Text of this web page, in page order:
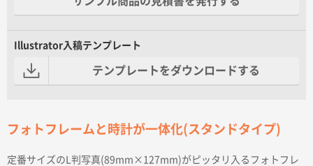
Illustrator入稿テンプレート
テンプレートをダウンロードする
フォトフレームと時計が一体化(スタンドタイプ)
定番サイズのL判写真(89mm×127mm)がピッタリ入るフォトフレ